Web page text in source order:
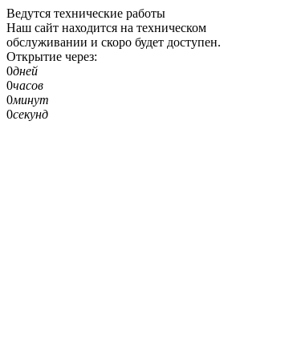
Ведутся технические работы
Наш сайт находится на техническом
обслуживании и скоро будет доступен.
Открытие через:
0дней
0часов
0минут
0секунд